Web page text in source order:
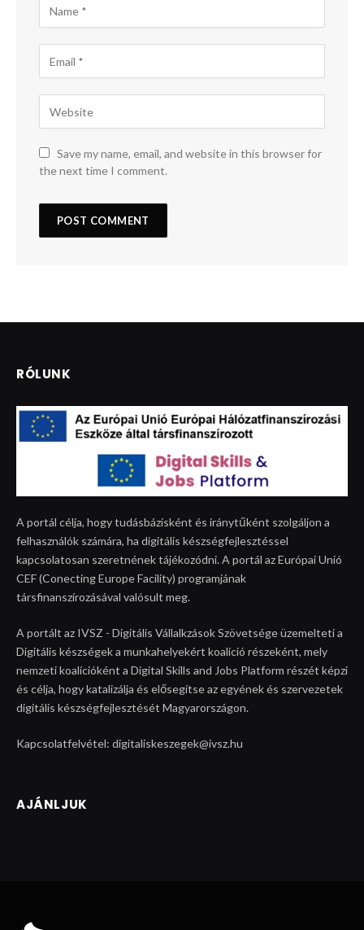
Save my name, email, and website in this browser for
the next time I comment.
RÓLUNK
A portál célja, hogy tudásbázisként és iránytűként szolgáljon a
felhasználók számára, ha digitális készségfejlesztéssel
kapcsolatosan szeretnének tájékozódni. A portál az Európai Unió
CEF (Conecting Europe Facility) programjának
társfinanszírozásával valósult meg.
A portált az IVSZ - Digitális Vállalkzások Szövetsége üzemelteti a
Digitális készségek a munkahelyekért koalíció részeként, mely
nemzeti koalícióként a Digital Skills and Jobs Platform részét képzi
és célja, hogy katalizálja és elősegítse az egyének és szervezetek
digitális készségfejlesztését Magyarországon.
Kapcsolatfelvétel: digitaliskeszegek@ivsz.hu
AJÁNLJUK